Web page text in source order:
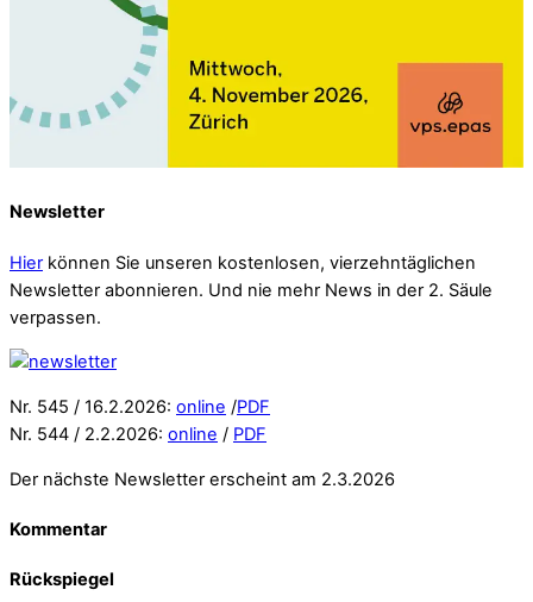
Newsletter
Hier können Sie unseren kostenlosen, vierzehntäglichen
Newsletter abonnieren. Und nie mehr News in der 2. Säule
verpassen.
Nr. 545 / 16.2.2026: online /PDF
Nr. 544 / 2.2.2026: online / PDF
Der nächste Newsletter erscheint am 2.3.2026
Kommentar
Rückspiegel